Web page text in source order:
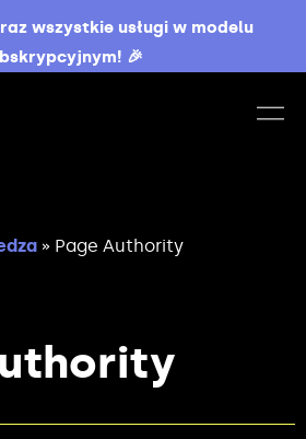
wszystkie usługi w modelu
🎉
» Page Authority